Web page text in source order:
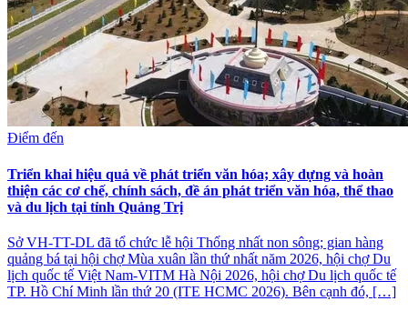
Điểm đến
Triển khai hiệu quả về phát triển văn hóa; xây dựng và hoàn
thiện các cơ chế, chính sách, đề án phát triển văn hóa, thể thao
và du lịch tại tỉnh Quảng Trị
Sở VH-TT-DL đã tổ chức lễ hội Thống nhất non sông; gian hàng
quảng bá tại hội chợ Mùa xuân lần thứ nhất năm 2026, hội chợ Du
lịch quốc tế Việt Nam-VITM Hà Nội 2026, hội chợ Du lịch quốc tế
TP. Hồ Chí Minh lần thứ 20 (ITE HCMC 2026). Bên cạnh đó, […]